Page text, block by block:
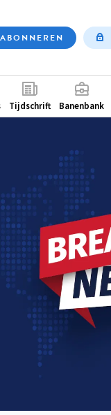
ABONNEREN
Tijdschrift Banenbank